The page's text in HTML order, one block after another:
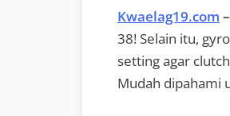
Kwaelag19.com
38! Selain itu,
setting agar
Mudah dipahami